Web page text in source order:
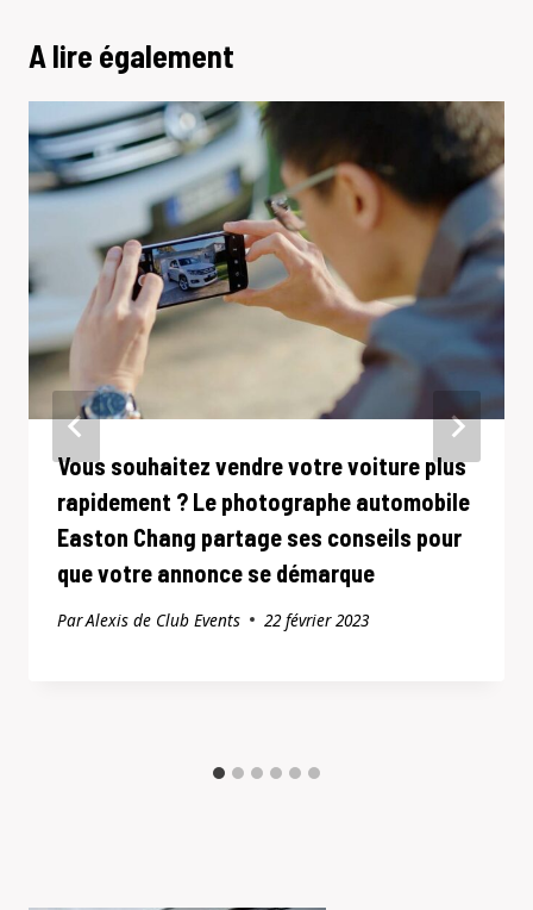
A lire également
Vous souhaitez vendre votre voiture plus
rapidement ? Le photographe automobile
Easton Chang partage ses conseils pour
que votre annonce se démarque
ParAlexis de Club Events 22 février 2023